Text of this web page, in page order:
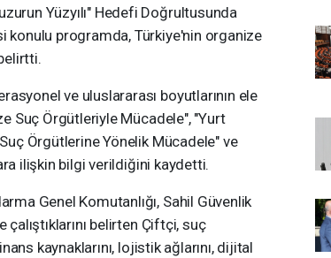
Yüzyılı" Hedefi Doğrultusunda
konulu programda, Türkiye'nin organize
ve uluslararası boyutlarının ele
Suç Örgütleriyle Mücadele", "Yurt
Örgütlerine Yönelik Mücadele" ve
ilişkin bilgi verildiğini kaydetti.
Genel Komutanlığı, Sahil Güvenlik
belirten Çiftçi, suç
kaynaklarını, lojistik ağlarını, dijital